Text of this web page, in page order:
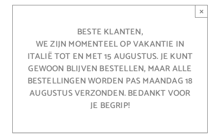
BESTE KLANTEN,
WE ZIJN MOMENTEEL OP VAKANTIE IN
ITALIË TOT EN MET 15 AUGUSTUS. JE KUNT
GEWOON BLIJVEN BESTELLEN, MAAR ALLE
BESTELLINGEN WORDEN PAS MAANDAG 18
AUGUSTUS VERZONDEN. BEDANKT VOOR
JE BEGRIP!
×